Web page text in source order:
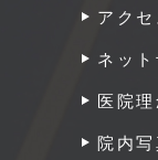
アクセ
ネッ
医院理
院内写